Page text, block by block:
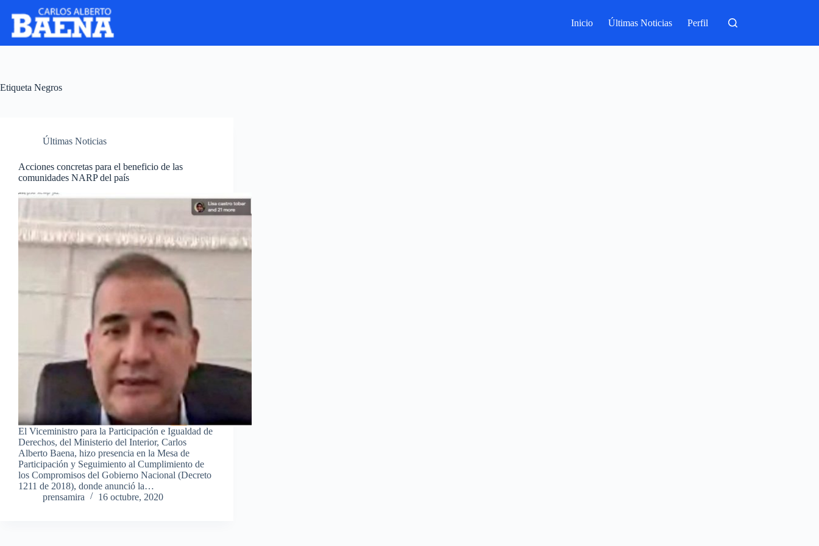
Inicio Últimas Noticias Perfil
Etiqueta Negros
Últimas Noticias
Acciones concretas para el beneficio de las
comunidades NARP del país
El Viceministro para la Participación e Igualdad de
Derechos, del Ministerio del Interior, Carlos
Alberto Baena, hizo presencia en la Mesa de
Participación y Seguimiento al Cumplimiento de
los Compromisos del Gobierno Nacional (Decreto
1211 de 2018), donde anunció la…
prensamira
16 octubre, 2020